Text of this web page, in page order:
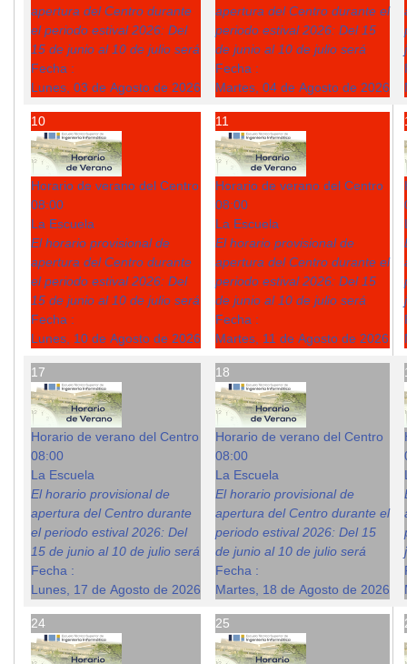
apertura del Centro durante
el periodo estival 2026: Del
15 de junio al 10 de julio será
Fecha :
Lunes, 03 de Agosto de 2026
apertura del Centro durante el
periodo estival 2026: Del 15
de junio al 10 de julio será
Fecha :
Martes, 04 de Agosto de 2026
10
Horario de verano del Centro
08:00
La Escuela
El horario provisional de
apertura del Centro durante
el periodo estival 2026: Del
15 de junio al 10 de julio será
Fecha :
Lunes, 10 de Agosto de 2026
11
Horario de verano del Centro
08:00
La Escuela
El horario provisional de
apertura del Centro durante el
periodo estival 2026: Del 15
de junio al 10 de julio será
Fecha :
Martes, 11 de Agosto de 2026
17
Horario de verano del Centro
08:00
La Escuela
El horario provisional de
apertura del Centro durante
el periodo estival 2026: Del
15 de junio al 10 de julio será
Fecha :
Lunes, 17 de Agosto de 2026
18
Horario de verano del Centro
08:00
La Escuela
El horario provisional de
apertura del Centro durante el
periodo estival 2026: Del 15
de junio al 10 de julio será
Fecha :
Martes, 18 de Agosto de 2026
24 25